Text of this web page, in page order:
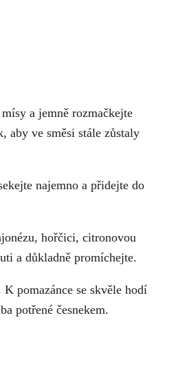
a jemně rozmačkejte
aby ve směsi stále zůstaly
najemno a přidejte do
hořčici, citronovou
a důkladně promíchejte.
K pomazánce se skvěle hodí
potřené česnekem.